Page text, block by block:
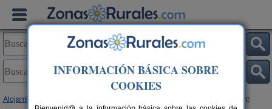
Alojamientos > Agroturismo Xarc
INFORMACIÓN BÁSICA SOBRE
COOKIES